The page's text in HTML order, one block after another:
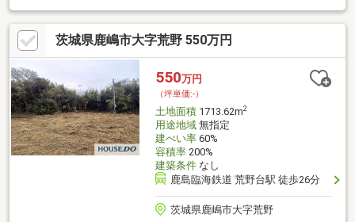
茨城県鹿嶋市大字荒野 550万円
550万円
（坪単価:-）
土地面積1713.62m2
用途地域無指定
建ぺい率60%
容積率200%
建築条件なし
鹿島臨海鉄道 荒野台駅 徒歩26分
茨城県鹿嶋市大字荒野